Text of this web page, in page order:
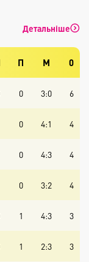
Детальніше
П М 0
0 3:0 6
0 4:1 4
0 4:3 4
0 3:2 4
1 4:3 3
1 2:3 3